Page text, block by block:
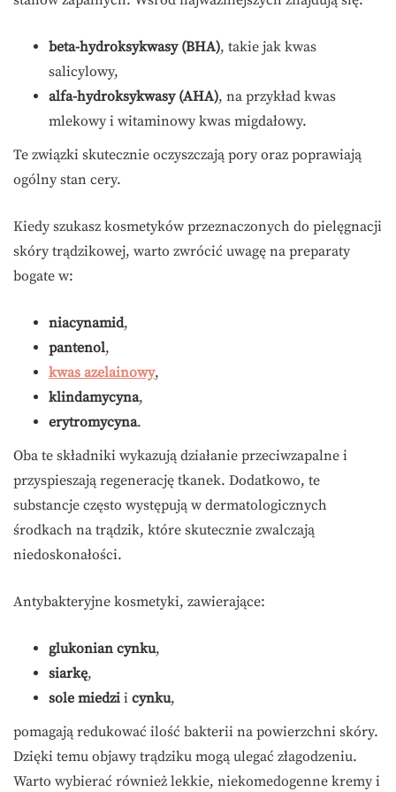
beta-hydroksykwasy (BHA), takie jak kwas
salicylowy,
alfa-hydroksykwasy (AHA), na przykład kwas
mlekowy i witaminowy kwas migdałowy.
Te związki skutecznie oczyszczają pory oraz poprawiają
ogólny stan cery.
Kiedy szukasz kosmetyków przeznaczonych do pielęgnacji
skóry trądzikowej, warto zwrócić uwagę na preparaty
bogate w:
niacynamid,
pantenol,
kwas azelainowy,
klindamycyna,
erytromycyna.
Oba te składniki wykazują działanie przeciwzapalne i
przyspieszają regenerację tkanek. Dodatkowo, te
substancje często występują w dermatologicznych
środkach na trądzik, które skutecznie zwalczają
niedoskonałości.
Antybakteryjne kosmetyki, zawierające:
glukonian cynku,
siarkę,
sole miedzi i cynku,
pomagają redukować ilość bakterii na powierzchni skóry.
Dzięki temu objawy trądziku mogą ulegać złagodzeniu.
Warto wybierać również lekkie, niekomedogenne kremy i